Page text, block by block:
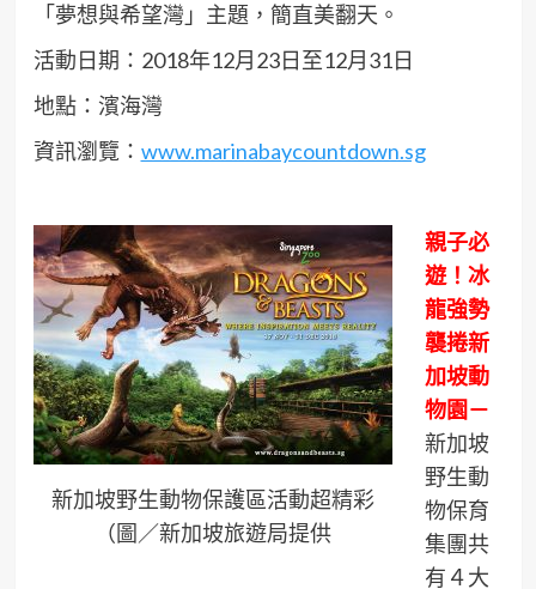
「夢想與希望灣」主題，簡直美翻天。
活動日期：2018年12月23日至12月31日
地點：濱海灣
資訊瀏覽： www.marinabaycountdown.sg
新加坡野生動物保護區活動超精彩
（圖／新加坡旅遊局提供
親子必
遊！冰
龍強勢
襲捲新
加坡動
物園－
新加坡
野生動
物保育
集團共
有４大